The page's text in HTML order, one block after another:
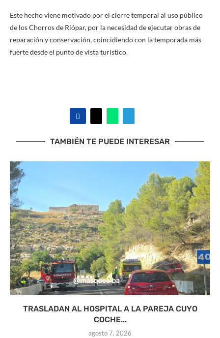
Este hecho viene motivado por el cierre temporal al uso público
de los Chorros de Riópar, por la necesidad de ejecutar obras de
reparación y conservación, coincidiendo con la temporada más
fuerte desde el punto de vista turístico.
TAMBIÉN TE PUEDE INTERESAR
TRASLADAN AL HOSPITAL A LA PAREJA CUYO
COCHE...
agosto 7, 2026